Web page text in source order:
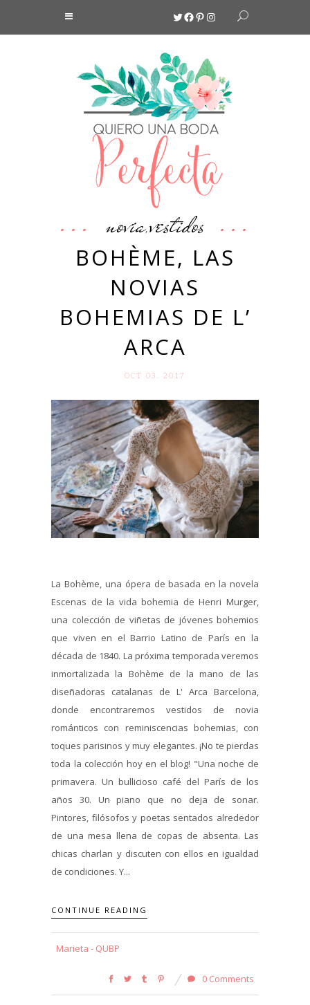
Twitter
Facebook
Pinterest
Instagram
novia,vestidos
BOHÈME, LAS
NOVIAS
BOHEMIAS DE L’
ARCA
OCT 03. 2017
La Bohème, una ópera de basada en la novela
Escenas de la vida bohemia de Henri Murger,
una colección de viñetas de jóvenes bohemios
que viven en el Barrio Latino de París en la
década de 1840. La próxima temporada veremos
inmortalizada la Bohème de la mano de las
diseñadoras catalanas de L' Arca Barcelona,
donde encontraremos vestidos de novia
románticos con reminiscencias bohemias, con
toques parisinos y muy elegantes. ¡No te pierdas
toda la colección hoy en el blog! "Una noche de
primavera. Un bullicioso café del París de los
años 30. Un piano que no deja de sonar.
Pintores, filósofos y poetas sentados alrededor
de una mesa llena de copas de absenta. Las
chicas charlan y discuten con ellos en igualdad
de condiciones. Y...
CONTINUE READING
Marieta - QUBP
0 Comments